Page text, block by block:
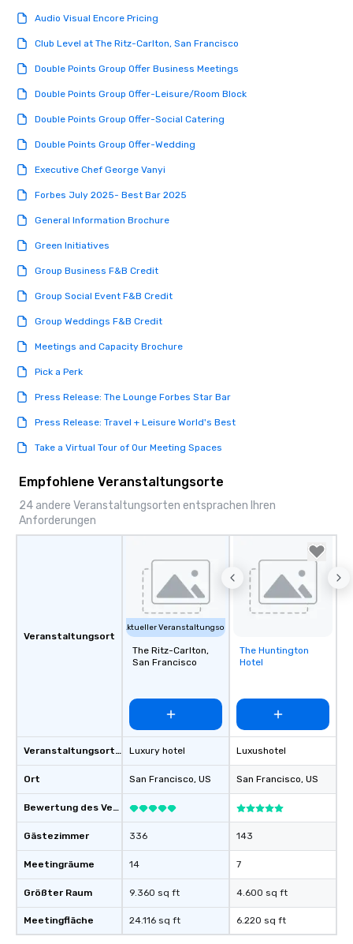
Audio Visual Encore Pricing
Club Level at The Ritz-Carlton, San Francisco
Double Points Group Offer Business Meetings
Double Points Group Offer-Leisure/Room Block
Double Points Group Offer-Social Catering
Double Points Group Offer-Wedding
Executive Chef George Vanyi
Forbes July 2025- Best Bar 2025
General Information Brochure
Green Initiatives
Group Business F&B Credit
Group Social Event F&B Credit
Group Weddings F&B Credit
Meetings and Capacity Brochure
Pick a Perk
Press Release: The Lounge Forbes Star Bar
Press Release: Travel + Leisure World's Best
Take a Virtual Tour of Our Meeting Spaces
Empfohlene Veranstaltungsorte
24 andere Veranstaltungsorten entsprachen Ihren
Anforderungen
Veranstaltungsort
Veranstaltungsortstyp
Ort
Bewertung des Veranstaltungsortes
Gästezimmer
Meetingräume
Größter Raum
Meetingfläche
Aktueller Veranstaltungsort
The Ritz-Carlton,
San Francisco
Luxury hotel
San Francisco, US
336
14
9.360 sq ft
24.116 sq ft
Removed from
favorites
The Huntington
Hotel
Luxushotel
San Francisco, US
143
7
4.600 sq ft
6.220 sq ft